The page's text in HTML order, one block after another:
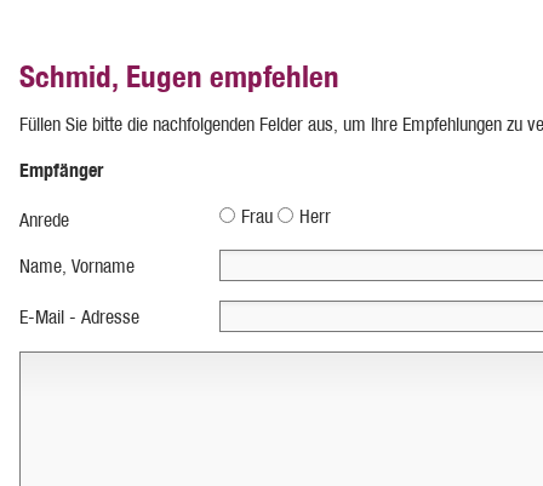
Schmid, Eugen empfehlen
Füllen Sie bitte die nachfolgenden Felder aus, um Ihre Empfehlungen zu
Empfänger
Anrede Frau Herr
Name, Vorname
E-Mail - Adresse